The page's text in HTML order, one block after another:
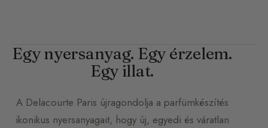
Egy nyersanyag. Egy érzelem.
Egy illat.
A Delacourte Paris újragondolja a parfümkészítés
ikonikus nyersanyagait, hogy új, egyedi és váratlan